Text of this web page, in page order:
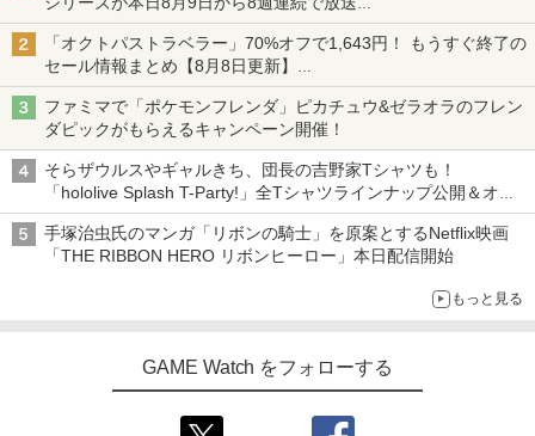
Switch 2 ACアダプター 充電器 PD規格
60W急速充電 TVモード対応 両端Type-C
PSE認証済み Switch 1/2＆Switch Lite
＆Switch oled 有機elモデル スマートフ
ォン ノートPC その他機器対応
￥2,980
ソニー・インタラクティブエンタテイン
DD1J PS5 ディスクドライブ]
4
【新品】【PS5HD】NOLVA Mechanical
All-Button ArcadeController for PlayS
tation5／Windows PC[在庫品]
￥14,660
￥4,968
初回は「機動戦士ガンダム【HDリマスター版】」
「オクトパストラベラー」70%オフで1,643円！ もうすぐ終了の
セール情報まとめ【8月8日更新】
ニンテンドーeショップでは「大神 絶景版」が67%オフで990円
ファミマで「ポケモンフレンダ」ピカチュウ&ゼラオラのフレン
ダピックがもらえるキャンペーン開催！
そらザウルスやギャルきち、団長の吉野家Tシャツも！
「hololive Splash T-Party!」全Tシャツラインナップ公開＆オン
ライン販売開始
手塚治虫氏のマンガ「リボンの騎士」を原案とするNetflix映画
「THE RIBBON HERO リボンヒーロー」本日配信開始
もっと見る
GAME Watch をフォローする